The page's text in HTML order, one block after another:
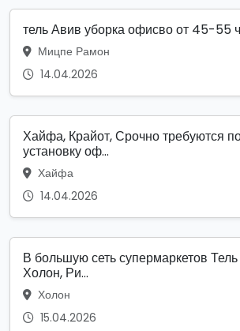
тель Авив уборка офисво от 45-55
Мицпе Рамон
14.04.2026
Хайфа, Крайот, Срочно требуются
установку оф...
Хайфа
14.04.2026
В большую сеть супермаркетов
Холон, Ри...
Холон
15.04.2026